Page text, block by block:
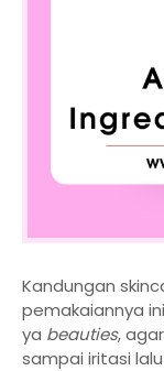
Kandungan
pemakaiannya
ya beauties,
sampai iritasi